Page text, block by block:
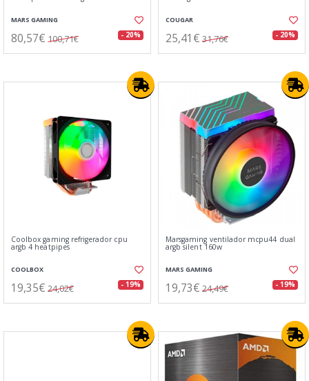
MARS GAMING
80,57€ 100,71€ - 20%
COUGAR
25,41€ 31,76€ - 20%
Coolbox gaming refrigerador cpu
argb 4 heatpipes
COOLBOX
19,35€ 24,02€ - 19%
Marsgaming ventilador mcpu44 dual
argb silent 160w
MARS GAMING
19,73€ 24,49€ - 19%